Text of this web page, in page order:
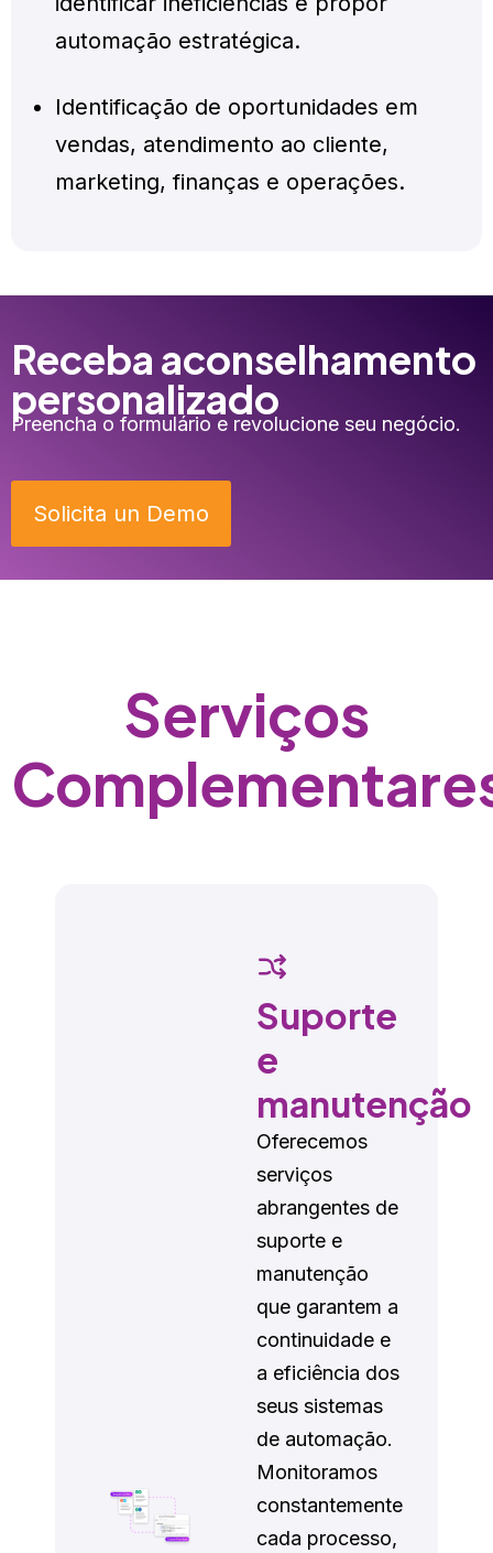
automação estratégica.
Identificação de oportunidades em
vendas, atendimento ao cliente,
marketing, finanças e operações.
Receba aconselhamento
personalizado
Preencha o formulário e revolucione seu negócio.
Solicita un Demo
Serviços
Suporte
e
manutenção
Oferecemos
serviços
abrangentes de
suporte e
manutenção
que garantem a
continuidade e
a eficiência dos
seus sistemas
de automação.
Monitoramos
constantemente
cada processo,